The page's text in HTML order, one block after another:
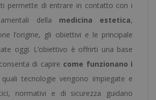
permette di entrare in contatto con i
della medicina estetica,
l’origine, gli obiettivi e le principale
oggi. L’obiettivo è offrirti una base
di capire come funzionano i
tecnologie vengono impiegate e
normativi e di sicurezza guidano